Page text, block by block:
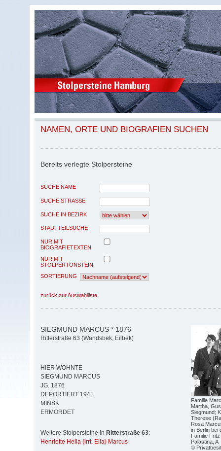
NAMEN, ORTE UND BIOGRAFIEN SUCHEN
Bereits verlegte Stolpersteine
SUCHE NAME
SUCHE STRASSE
SUCHE IN BEZIRK
STADTTEILSUCHE
NUR MIT
BIOGRAFIETEXTEN
NUR MIT
STOLPERTONSTEIN
SORTIERUNG
zurück zur Auswahlliste
Familie
Martha,
Siegmund;
Therese
Rosa
in Berlin bei
Familie
Palästina, A
©
SIEGMUND MARCUS * 1876
Ritterstraße 63 (Wandsbek, Eilbek)
HIER WOHNTE
SIEGMUND MARCUS
JG. 1876
DEPORTIERT 1941
MINSK
ERMORDET
Weitere Stolpersteine in Ritterstraße 63:
Henriette Hella (irrt. Ella) Marcus